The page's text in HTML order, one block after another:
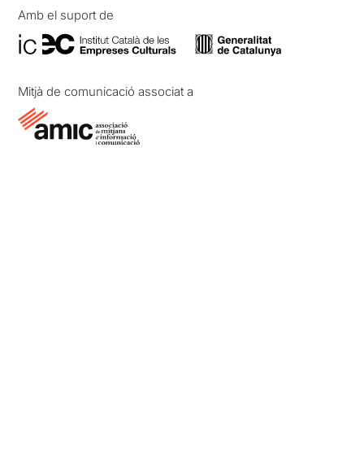
Amb el suport de
Mitjà de comunicació associat a